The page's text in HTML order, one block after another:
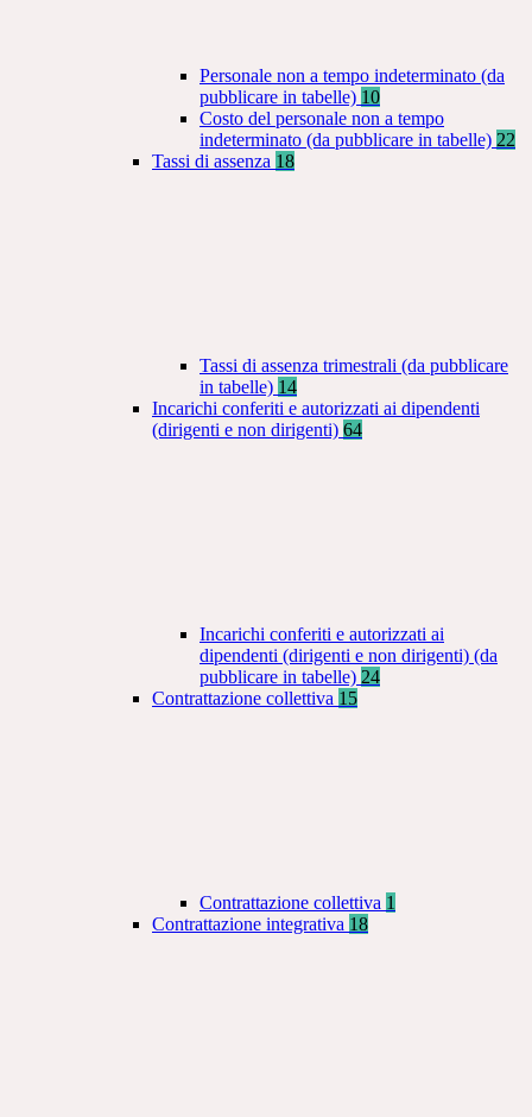
Personale non a tempo indeterminato (da
pubblicare in tabelle) 10
Costo del personale non a tempo
indeterminato (da pubblicare in tabelle) 22
Tassi di assenza 18
Tassi di assenza trimestrali (da pubblicare
in tabelle) 14
Incarichi conferiti e autorizzati ai dipendenti
(dirigenti e non dirigenti) 64
Incarichi conferiti e autorizzati ai
dipendenti (dirigenti e non dirigenti) (da
pubblicare in tabelle) 24
Contrattazione collettiva 15
Contrattazione collettiva 1
Contrattazione integrativa 18